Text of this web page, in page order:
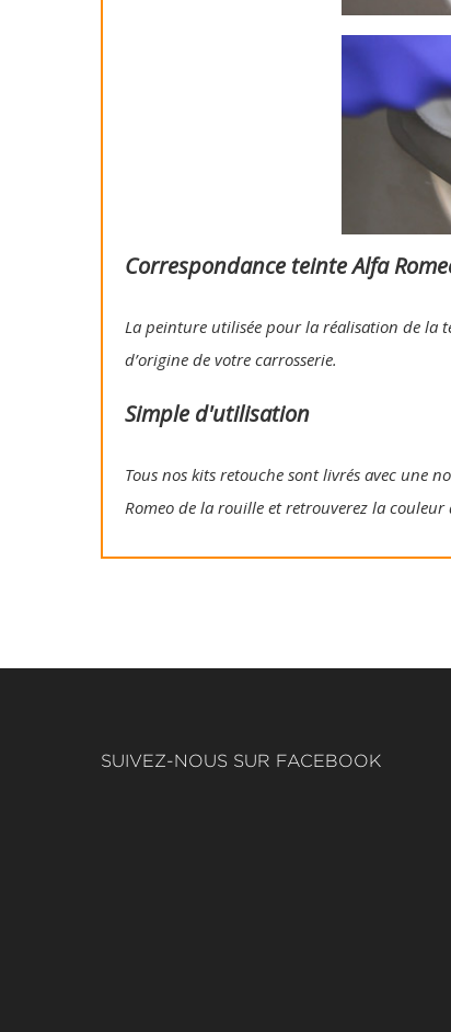
Correspondance teinte Alfa
La peinture utilisée pour la réalisation de la
d’origine de votre carrosserie.
Simple d'utilisation
Tous nos kits retouche sont livrés avec une
Romeo de la rouille et retrouverez la
SUIVEZ-NOUS SUR FACEBOOK